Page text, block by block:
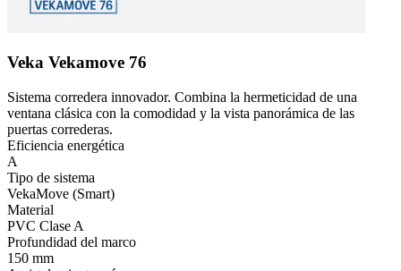
Veka Vekamove 76
Sistema corredera innovador. Combina la hermeticidad de una
ventana clásica con la comodidad y la vista panorámica de las
puertas correderas.
Eficiencia energética
A
Tipo de sistema
VekaMove (Smart)
Material
PVC Clase A
Profundidad del marco
150 mm